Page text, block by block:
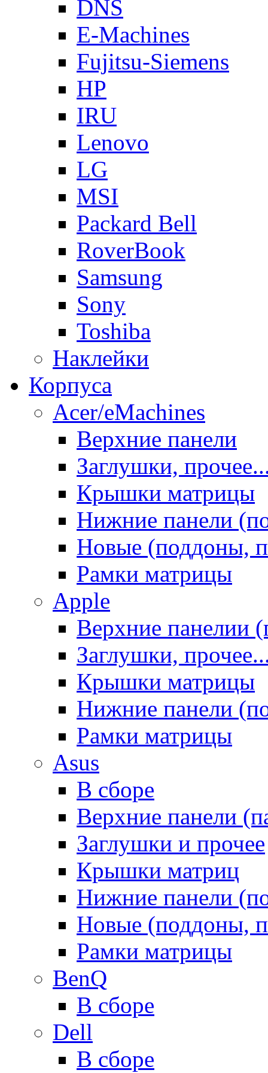
DNS
E-Machines
Fujitsu-Siemens
HP
IRU
Lenovo
LG
MSI
Packard Bell
RoverBook
Samsung
Sony
Toshiba
Наклейки
Корпуса
Acer/eMachines
Верхние панели
Заглушки,
Крышки матрицы
Нижние панели
Новые (поддоны,
Рамки матрицы
Apple
Верхние панелии
Заглушки,
Крышки матрицы
Нижние панели
Рамки матрицы
Asus
В сборе
Верхние панели
Заглушки и прочее
Крышки матриц
Нижние панели
Новые (поддоны,
Рамки матрицы
BenQ
В сборе
Dell
В сборе